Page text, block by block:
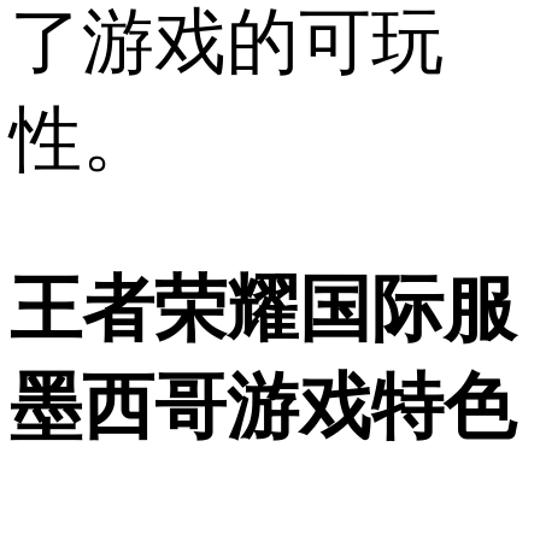
了游戏的可玩
性。
王者荣耀国际服
墨西哥游戏特色